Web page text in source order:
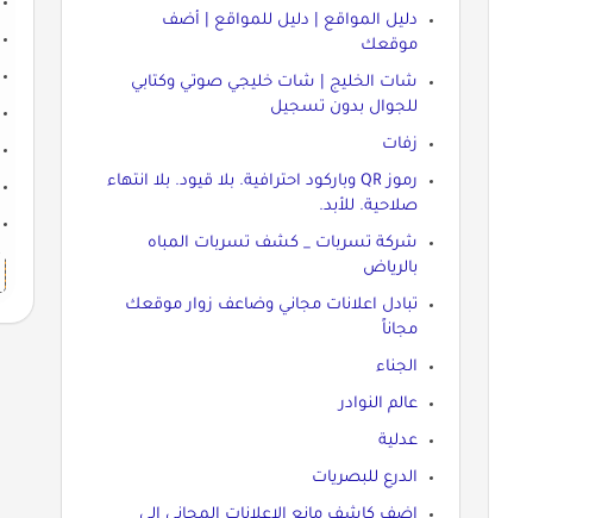
دليل المواقع | دليل للمواقع | أضف
موقعك
شات الخليج | شات خليجي صوتي وكتابي
للجوال بدون تسجيل
زفات
رموز QR وباركود احترافية. بلا قيود. بلا انتهاء
صلاحية. للأبد.
شركة تسربات _ كشف تسربات المباه
بالرياض
تبادل اعلانات مجاني وضاعف زوار موقعك
مجاناً
الجناء
عالم النوادر
عدلية
الدرع للبصريات